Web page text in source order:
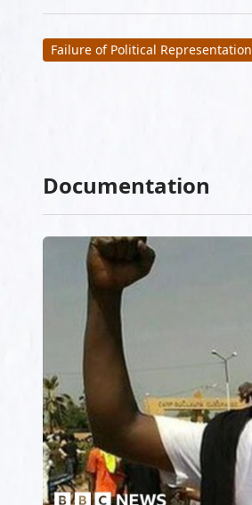
Failure of Political Representation
Documentation